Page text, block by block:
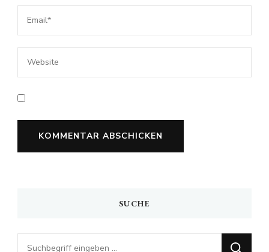
SUCHE
Looking